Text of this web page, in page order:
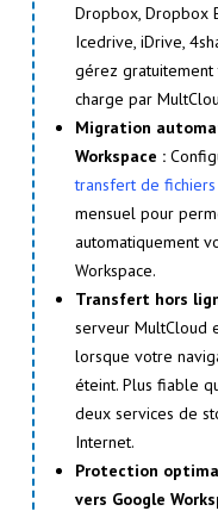
Dropbox, Dropbox
Icedrive, iDrive,
gérez gratuitement
charge par
Migration
Workspace :
transfert de
mensuel pour
automatiquement
Workspace.
Transfert hors
serveur MultCloud
lorsque votre
éteint. Plus fiable
deux services de
Internet.
Protection
vers Google